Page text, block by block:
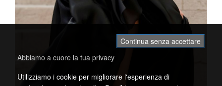
Continua senza accettare
Abbiamo a cuore la tua privacy
Utilizziamo i cookie per migliorare l'esperienza di